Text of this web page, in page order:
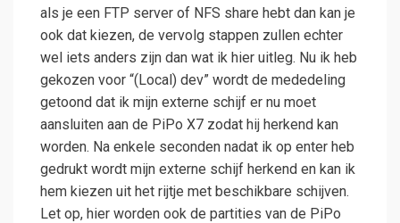
als je een FTP server of NFS share hebt dan kan je
ook dat kiezen, de vervolg stappen zullen echter
wel iets anders zijn dan wat ik hier uitleg. Nu ik heb
gekozen voor “(Local) dev” wordt de mededeling
getoond dat ik mijn externe schijf er nu moet
aansluiten aan de PiPo X7 zodat hij herkend kan
worden. Na enkele seconden nadat ik op enter heb
gedrukt wordt mijn externe schijf herkend en kan ik
hem kiezen uit het rijtje met beschikbare schijven.
Let op, hier worden ook de partities van de PiPo